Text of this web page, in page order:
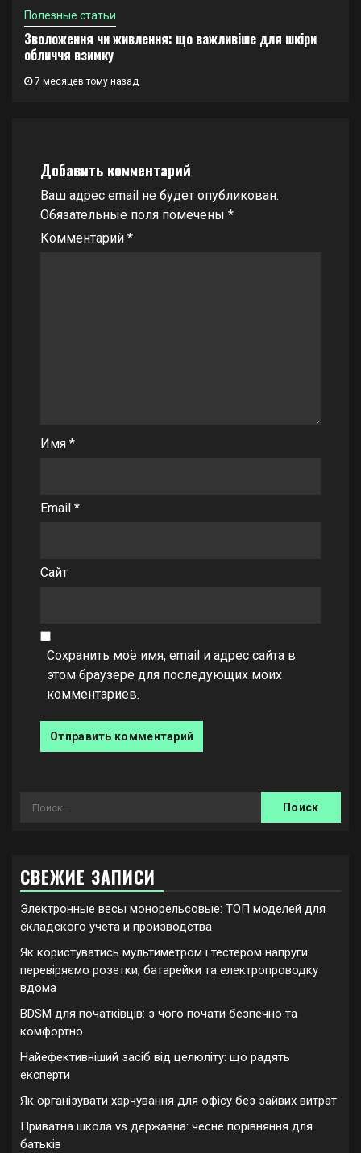
Полезные статьи
Зволоження чи живлення: що важливіше для шкіри
обличчя взимку
7 месяцев тому назад
Добавить комментарий
Ваш адрес email не будет опубликован.
Обязательные поля помечены *
Комментарий *
Имя *
Email *
Сайт
Сохранить моё имя, email и адрес сайта в
этом браузере для последующих моих
комментариев.
Найти:
СВЕЖИЕ ЗАПИСИ
Электронные весы монорельсовые: ТОП моделей для
складского учета и производства
Як користуватись мультиметром і тестером напруги:
перевіряємо розетки, батарейки та електропроводку
вдома
BDSM для початківців: з чого почати безпечно та
комфортно
Найефективніший засіб від целюліту: що радять
експерти
Як організувати харчування для офісу без зайвих витрат
Приватна школа vs державна: чесне порівняння для
батьків